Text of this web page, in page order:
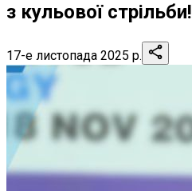
з кульової стрільби!
17-е листопада 2025 р.